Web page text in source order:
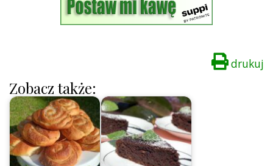
drukuj
Zobacz także: